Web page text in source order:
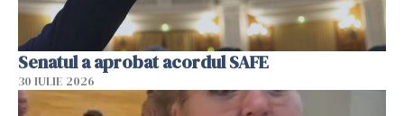
Senatul a aprobat acordul SAFE
30 IULIE 2026